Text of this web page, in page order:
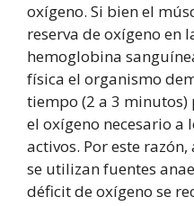
oxígeno. Si bien el
reserva de oxígeno en
hemoglobina
física el organismo
tiempo (2 a 3
el oxígeno necesario a
activos. Por este
se utilizan fuentes
déficit de oxígeno se